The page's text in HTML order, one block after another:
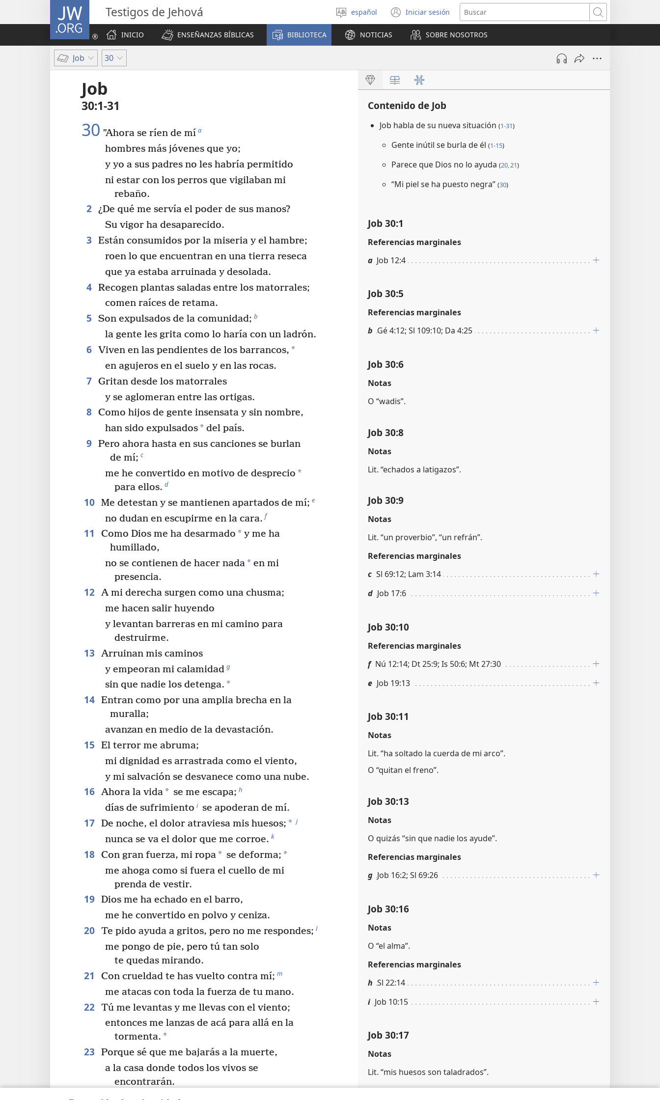
JW.ORG Testigos de Jehová
Seleccionar
idioma
español Iniciar sesión
(abre
una
nueva
ventana)
Buscar
INICIO
ENSEÑANZAS BÍBLICAS BIBLIOTECA NOTICIAS SOBRE NOSOTROS
Job 30
Job
30:1-31
30 ”Ahora se ríen de mí a
hombres más jóvenes que yo;
y yo a sus padres no les habría permitido
ni estar con los perros que vigilaban mi
rebaño.
2 ¿De qué me servía el poder de sus manos?
Su vigor ha desaparecido.
3
Están consumidos por la miseria y el hambre;
roen lo que encuentran en una tierra reseca
que ya estaba arruinada y desolada.
4 Recogen plantas saladas entre los matorrales;
comen raíces de retama.
5 Son expulsados de la comunidad; b
la gente les grita como lo haría con un ladrón.
6 Viven en las pendientes de los barrancos, *
en agujeros en el suelo y en las rocas.
7 Gritan desde los matorrales
y se aglomeran entre las ortigas.
8 Como hijos de gente insensata y sin nombre,
han sido expulsados* del país.
9 Pero ahora hasta en sus canciones se burlan
de mí; c
me he convertido en motivo de desprecio *
para ellos. d
10 Me detestan y se mantienen apartados de mí; e
no dudan en escupirme en la cara. f
11 Como Dios me ha desarmado *y me ha
humillado,
no se contienen de hacer nada* en mi
presencia.
12 A mi derecha surgen como una chusma;
me hacen salir huyendo
y levantan barreras en mi camino para
destruirme.
13
Arruinan mis caminos
y empeoran mi calamidad g
sin que nadie los detenga. *
14 Entran como por una amplia brecha en la
muralla;
avanzan en medio de la devastación.
15
El terror me abruma;
mi dignidad es arrastrada como el viento,
y mi salvación se desvanece como una nube.
16 Ahora la vida* se me escapa; h
días de sufrimiento i se apoderan de mí.
17 De noche, el dolor atraviesa mis huesos; * j
nunca se va el dolor que me corroe. k
18 Con gran fuerza, mi ropa* se deforma; *
me ahoga como si fuera el cuello de mi
prenda de vestir.
19 Dios me ha echado en el barro,
me he convertido en polvo y ceniza.
20 Te pido ayuda a gritos, pero no me respondes; l
me pongo de pie, pero tú tan solo
te quedas mirando.
21 Con crueldad te has vuelto contra mí; m
me atacas con toda la fuerza de tu mano.
22 Tú me levantas y me llevas con el viento;
entonces me lanzas de acá para allá en la
tormenta. *
23
Porque sé que me bajarás a la muerte,
a la casa donde todos los vivos se
encontrarán.
Contenido de Job
Job habla de su nueva situación (1-31)
Gente inútil se burla de él (1-15)
Parece que Dios no lo ayuda (20, 21)
“Mi piel se ha puesto negra” (30)
Job 30:1
Referencias marginales
a Job 12:4
Job 30:5
Referencias marginales
b Gé 4:12; Sl 109:10; Da 4:25
Job 30:6
Notas
O “wadis”.
Job 30:8
Notas
Lit. “echados a latigazos”.
Job 30:9
Notas
Lit. “un proverbio”, “un refrán”.
Referencias marginales
c Sl 69:12; Lam 3:14
d Job 17:6
Job 30:10
Referencias marginales
f Nú 12:14; Dt 25:9; Is 50:6; Mt 27:30
e Job 19:13
Job 30:11
Notas
Lit. “ha soltado la cuerda de mi arco”.
O “quitan el freno”.
Job 30:13
Notas
O quizás “sin que nadie los ayude”.
Referencias marginales
g Job 16:2; Sl 69:26
Job 30:16
Notas
O “el alma”.
Referencias marginales
h Sl 22:14
i Job 10:15
Job 30:17
Notas
Lit. “mis huesos son taladrados”.
Referencias marginales